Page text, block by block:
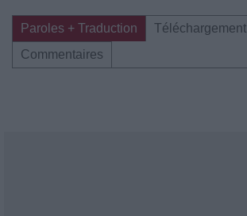
Paroles + Traduction Téléchargement
Commentaires